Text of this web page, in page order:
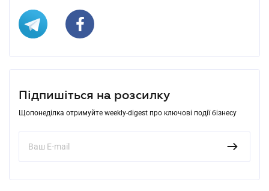
Підпишіться на розсилку
Щопонеділка отримуйте weekly-digest про ключові події бізнесу